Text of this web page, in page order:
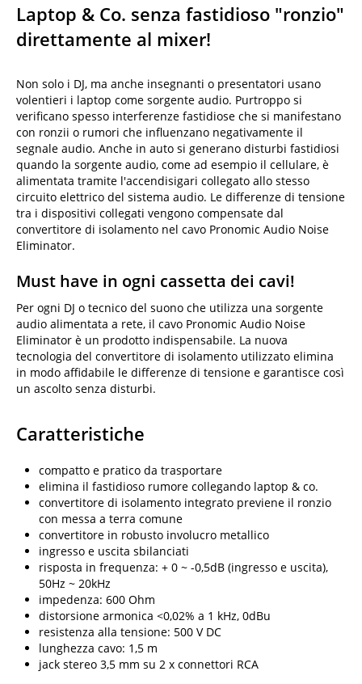
Laptop & Co. senza fastidioso "ronzio"
direttamente al mixer!
Non solo i DJ, ma anche insegnanti o presentatori usano
volentieri i laptop come sorgente audio. Purtroppo si
verificano spesso interferenze fastidiose che si manifestano
con ronzii o rumori che influenzano negativamente il
segnale audio. Anche in auto si generano disturbi fastidiosi
quando la sorgente audio, come ad esempio il cellulare, è
alimentata tramite l'accendisigari collegato allo stesso
circuito elettrico del sistema audio. Le differenze di tensione
tra i dispositivi collegati vengono compensate dal
convertitore di isolamento nel cavo Pronomic Audio Noise
Eliminator.
Must have in ogni cassetta dei cavi!
Per ogni DJ o tecnico del suono che utilizza una sorgente
audio alimentata a rete, il cavo Pronomic Audio Noise
Eliminator è un prodotto indispensabile. La nuova
tecnologia del convertitore di isolamento utilizzato elimina
in modo affidabile le differenze di tensione e garantisce così
un ascolto senza disturbi.
Caratteristiche
compatto e pratico da trasportare
elimina il fastidioso rumore collegando laptop & co.
convertitore di isolamento integrato previene il ronzio
con messa a terra comune
convertitore in robusto involucro metallico
ingresso e uscita sbilanciati
risposta in frequenza: + 0 ~ -0,5dB (ingresso e uscita),
50Hz ~ 20kHz
impedenza: 600 Ohm
distorsione armonica <0,02% a 1 kHz, 0dBu
resistenza alla tensione: 500 V DC
lunghezza cavo: 1,5 m
jack stereo 3,5 mm su 2 x connettori RCA